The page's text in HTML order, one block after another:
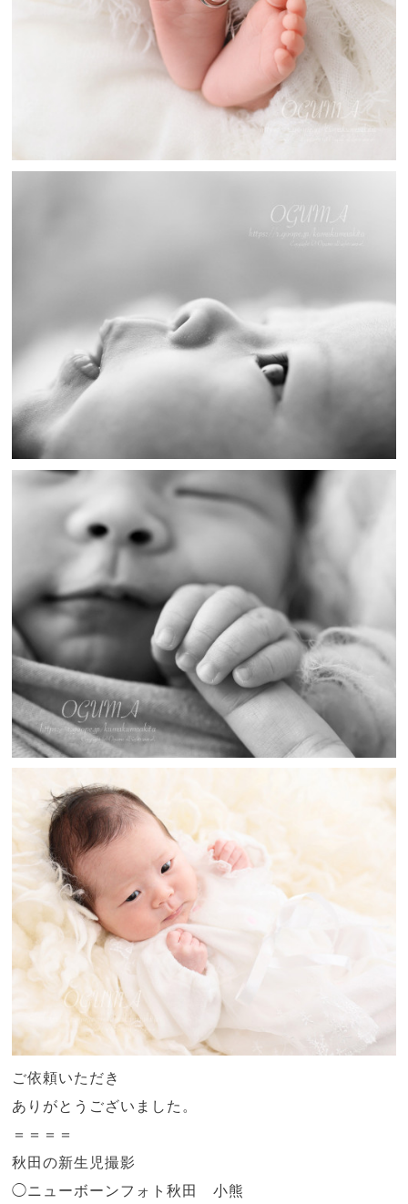
ご依頼いただき
ありがとうございました。
＝＝＝＝
秋田の新生児撮影
◯ニューボーンフォト秋田 小熊